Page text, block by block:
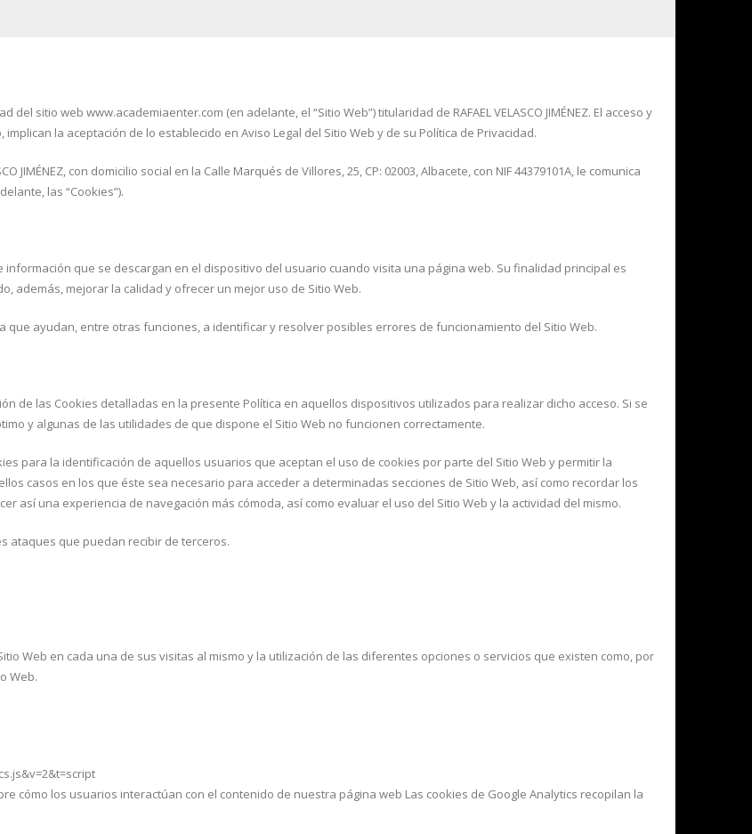
sitio web www.academiaenter.com (en adelante, el “Sitio Web”) titularidad de RAFAEL VELASCO JIMÉNEZ. El acceso y
la aceptación de lo establecido en Aviso Legal del Sitio Web y de su Política de Privacidad.
JIMÉNEZ, con domicilio social en la Calle Marqués de Villores, 25, CP: 02003, Albacete, con NIF 44379101A, le comunica
las “Cookies”).
que se descargan en el dispositivo del usuario cuando visita una página web. Su finalidad principal es
además, mejorar la calidad y ofrecer un mejor uso de Sitio Web.
que ayudan, entre otras funciones, a identificar y resolver posibles errores de funcionamiento del Sitio Web.
de las Cookies detalladas en la presente Política en aquellos dispositivos utilizados para realizar dicho acceso. Si se
y algunas de las utilidades de que dispone el Sitio Web no funcionen correctamente.
para la identificación de aquellos usuarios que aceptan el uso de cookies por parte del Sitio Web y permitir la
casos en los que éste sea necesario para acceder a determinadas secciones de Sitio Web, así como recordar los
así una experiencia de navegación más cómoda, así como evaluar el uso del Sitio Web y la actividad del mismo.
ataques que puedan recibir de terceros.
Web en cada una de sus visitas al mismo y la utilización de las diferentes opciones o servicios que existen como, por
Web.
cómo los usuarios interactúan con el contenido de nuestra página web Las cookies de Google Analytics recopilan la